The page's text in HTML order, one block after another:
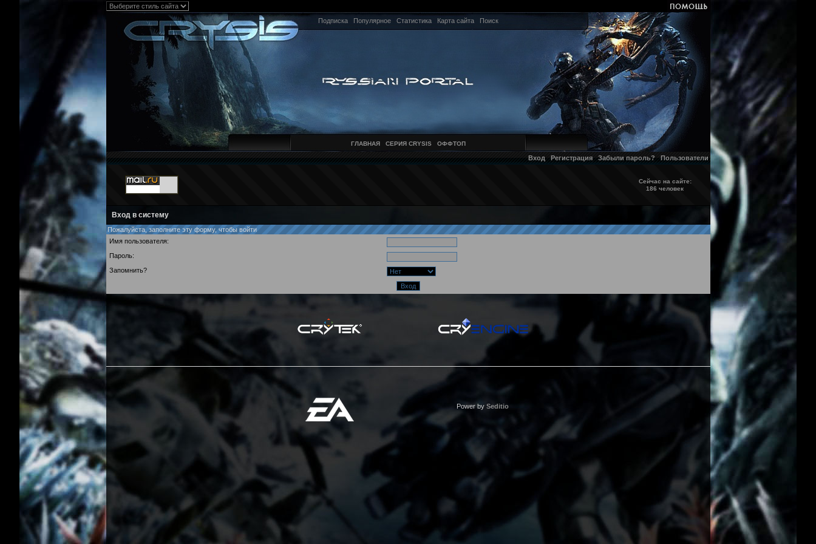
Подписка Популярное Статистика Карта сайта Поиск
ГЛАВНАЯ СЕРИЯ CRYSIS ОФФТОП
Вход Регистрация Забыли пароль? Пользователи
Сейчас на сайте:
186 человек
Вход в систему
Пожалуйста, заполните эту форму, чтобы войти
Имя пользователя:
Пароль:
Запомнить?
Power by Seditio